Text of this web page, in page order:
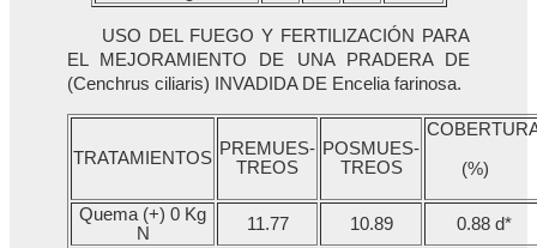
USO DEL FUEGO Y FERTILIZACIÓN PARA
EL MEJORAMIENTO DE UNA PRADERA DE
(Cenchrus ciliaris) INVADIDA DE Encelia farinosa.
TRATAMIENTOS PREMUES-
TREOS
POSMUES-
TREOS
(%)
Quema (+) 0 Kg
N
11.77 10.89
0.88 d*